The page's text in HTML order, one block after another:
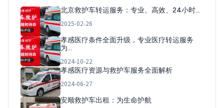
北京救护车转运服务：专业、高效、24小时…
2025-02-26
孝感医疗条件全面升级，专业医疗转运服务
为…
2024-10-22
孝感医疗资源与救护车服务全面解析
2024-06-27
安顺救护车出租：为生命护航